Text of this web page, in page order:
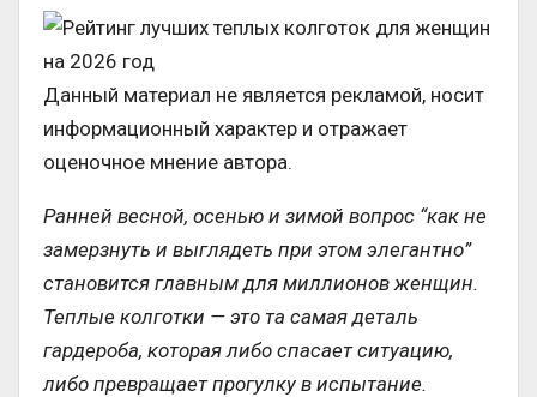
Данный материал не является рекламой, носит
информационный характер и отражает
оценочное мнение автора.
Ранней весной, осенью и зимой вопрос “как не
замерзнуть и выглядеть при этом элегантно”
становится главным для миллионов женщин.
Теплые колготки — это та самая деталь
гардероба, которая либо спасает ситуацию,
либо превращает прогулку в испытание.